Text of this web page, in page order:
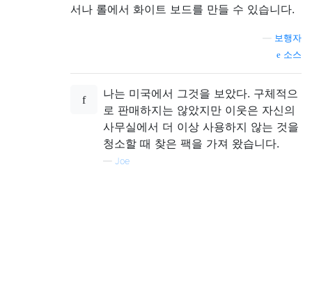
서나 롤에서 화이트 보드를 만들 수 있습니다.
보행자
소스
나는 미국에서 그것을 보았다. 구체적으
로 판매하지는 않았지만 이웃은 자신의
사무실에서 더 이상 사용하지 않는 것을
청소할 때 찾은 팩을 가져 왔습니다.
— Joe